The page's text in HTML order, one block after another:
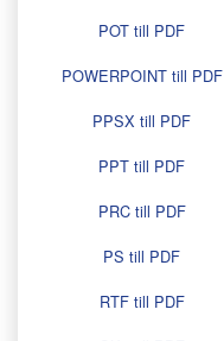
POT till PDF
POWERPOINT till PDF
PPSX till PDF
PPT till PDF
PRC till PDF
PS till PDF
RTF till PDF